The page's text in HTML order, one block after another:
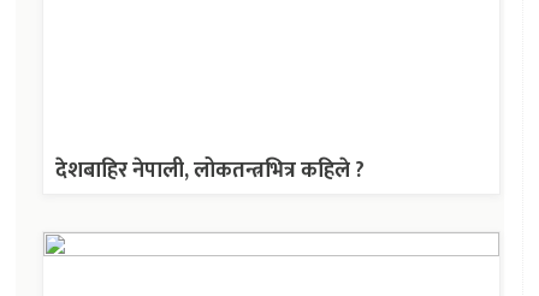
देशबाहिर नेपाली, लोकतन्त्रभित्र कहिले ?